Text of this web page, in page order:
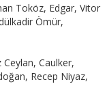
Toköz, Edgar, Vitor
Ömür,
Caulker,
Recep Niyaz,